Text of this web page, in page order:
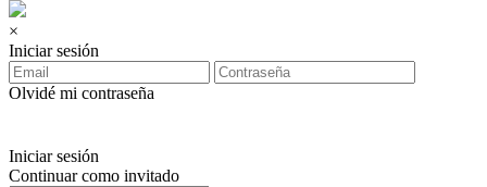
×
Iniciar sesión
Olvidé mi contraseña
Iniciar sesión
Continuar como invitado